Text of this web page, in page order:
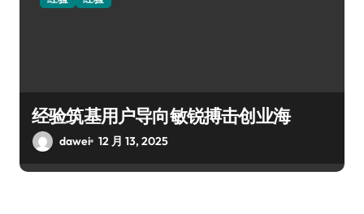
经验筑基用户导向敏锐搏击创业海
dawei 12 月 13, 2025